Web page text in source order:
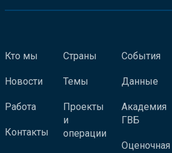
Кто мы
Новости
Работа
Контакты
Страны
Темы
Проекты
и
операции
События
Данные
Академия
ГВБ
Оценочная